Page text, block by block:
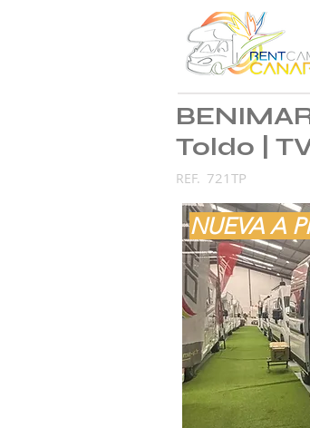
Toldo | TV
REF. 721TP
NUEVA A